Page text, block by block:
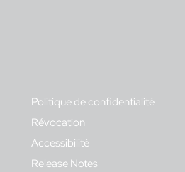
Politique de confidentialité
Révocation
Accessibilité
Release Notes